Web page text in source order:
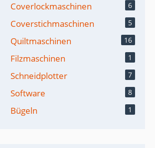
Coverlockmaschinen 6
Coverstichmaschinen 5
Quiltmaschinen 16
Filzmaschinen 1
Schneidplotter 7
Software 8
Bügeln 1